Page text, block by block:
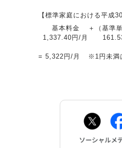
【標準家庭における平成
基本料金
＋
（基
1,337.40円/月
= 5,322円/月 ※1円未満